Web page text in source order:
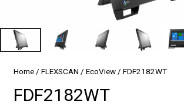
Home/ FLEXSCAN / EcoView/ FDF2182WT
FDF2182WT